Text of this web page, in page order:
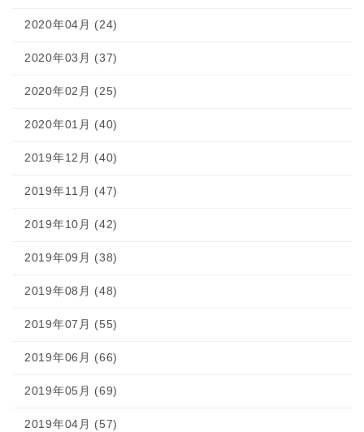
2020年04月 (24)
2020年03月 (37)
2020年02月 (25)
2020年01月 (40)
2019年12月 (40)
2019年11月 (47)
2019年10月 (42)
2019年09月 (38)
2019年08月 (48)
2019年07月 (55)
2019年06月 (66)
2019年05月 (69)
2019年04月 (57)